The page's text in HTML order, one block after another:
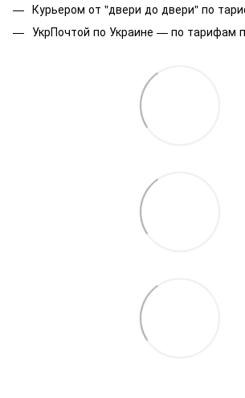
Курьером от "двери до двери" по
УкрПочтой по Украине — по тарифам